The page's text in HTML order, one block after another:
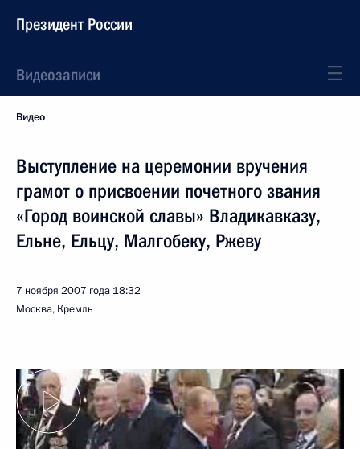
Президент России
Видеозаписи
Видео
Выступление на церемонии вручения
грамот о присвоении почетного звания
«Город воинской славы» Владикавказу,
Ельне, Ельцу, Малгобеку, Ржеву
7 ноября 2007 года 18:32
Москва, Кремль